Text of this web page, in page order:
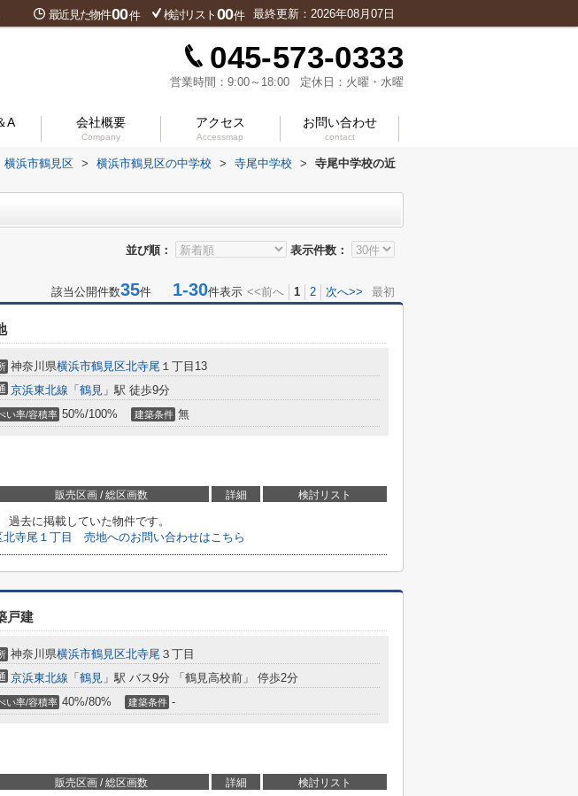
最近見た物件00件 検討リスト 00件 最終更新：2026年08月07日
045-573-0333
営業時間：9:00～18:00 定休日：火曜・水曜
A 会社概要
Company
アクセス
Accessmap
お問い合わせ
contact
横浜市鶴見区 > 横浜市鶴見区の中学校 > 寺尾中学校 >
寺尾中学校の近
並び順： 表示件数：
該当公開件数35件 1-30件表示 <<前へ 1 2 次へ>> 最初
神奈川県横浜市鶴見区北寺尾 １丁目13
京浜東北線 「 鶴見 」駅 徒歩9分
い率/容積率 50%/100% 建築条件 無
販売区画 / 総区画数 詳細 検討リスト
過去に掲載していた物件です。
北寺尾１丁目 売地へのお問い合わせはこちら
戸建
神奈川県横浜市鶴見区北寺尾 ３丁目
京浜東北線 「 鶴見 」駅 バス9分 「鶴見高校前」 停歩2分
い率/容積率 40%/80% 建築条件 -
販売区画 / 総区画数 詳細 検討リスト